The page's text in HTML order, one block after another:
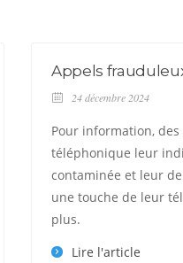
Appels
24 décembre 2024
Pour information,
téléphonique leur
contaminée et leur
une touche de leur
plus.
Lire l'article